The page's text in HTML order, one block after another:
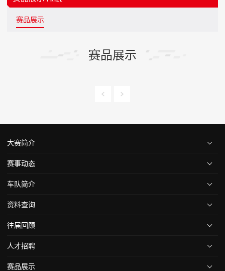
赛品展示
赛品展示
大赛简介
赛事动态
车队简介
资料查询
往届回顾
人才招聘
赛品展示